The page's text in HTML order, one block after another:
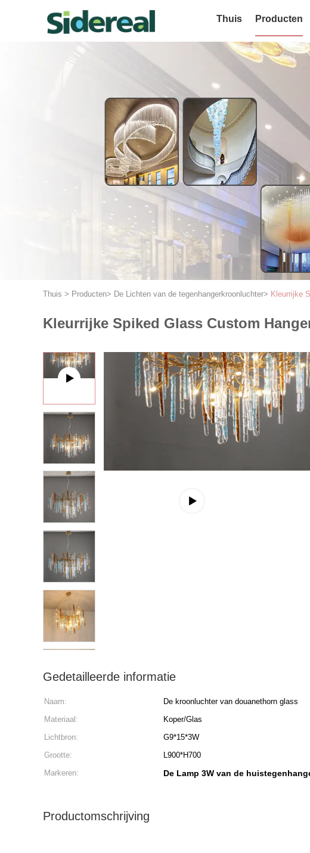
Thuis Producten
Thuis > Producten> De Lichten van de tegenhangerkroonluchter> Kleurrijke
Kleurrijke Spiked Glass Custom
Gedetailleerde informatie
Naam: De kroonluchter van douanethorn glass
Materiaal:
Koper/Glas
Lichtbron:
G9*15*3W
Grootte:
L900*H700
Markeren:
De Lamp 3W van de
Productomschrijving